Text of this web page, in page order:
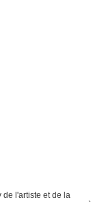
de l'artiste et de la